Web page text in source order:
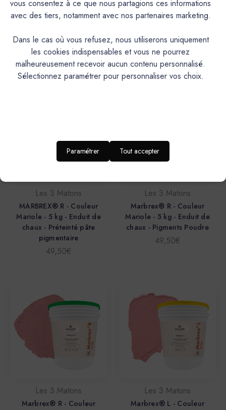
Les 3 Matons
Minéral 000 - Couleur
chaux - Dose Colorante
183,40€
Les 3 Matons
Minéral 000 - Couleur
chaux - Pigments Poudre
183,40€
Les 3 Matons
MARBREX® R - Couleur
Mariole - 5 kg - Enduit de
chaux - Préteinté pâte
pigmentaire
49,50€
Les 3 Matons
Marbrex® R - Couleur
Mariole - 5 kg - Enduit de
chaux - Pigments Poudre
49,50€
Les 3 Matons
Marbrex® R - Couleur
Les 3 Matons
Marbrex® L - Couleur
vous consentez à ce que nous partagions ces informations
avec des tiers, notamment avec nos partenaires marketing.
Dans le cas où vous refusez, nous utiliserons uniquement
les cookies indispensables et vous ne pourrez
malheureusement recevoir aucun contenu personnalisé.
Sélectionnez paramétrer pour personnaliser vos choix.
Paramétrer Tout accepter